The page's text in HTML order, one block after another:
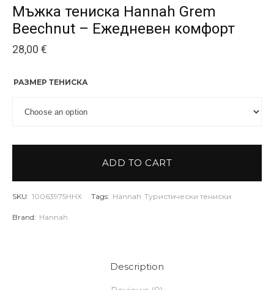
Мъжка тениска Hannah Grem
Beechnut – Ежедневен комфорт
28,00 €
РАЗМЕР ТЕНИСКА
ADD TO CART
SKU: 10063975HHX Tags: Hannah Туристически тениски
Brand: Hannah
Description